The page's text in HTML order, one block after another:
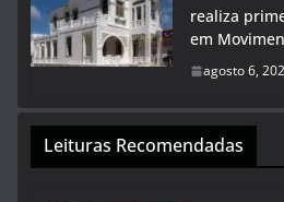
realiza
em
agosto 6,
Leituras Recomendadas